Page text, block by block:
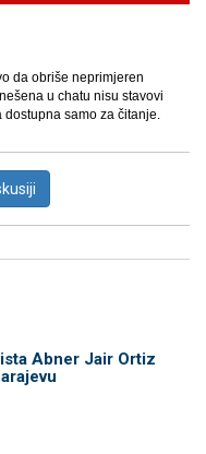
da obriše neprimjeren
u chatu nisu stavovi
samo za čitanje.
Abner Jair Ortiz